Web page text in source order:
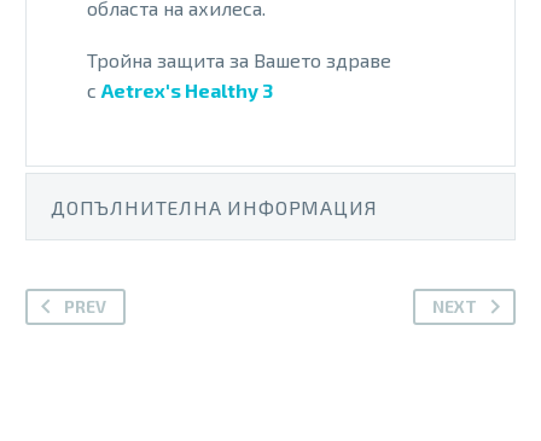
областа на ахилеса.
Тройна защита за Вашето здраве
с Aetrex's Healthy 3
ДОПЪЛНИТЕЛНА ИНФОРМАЦИЯ
PREV NEXT